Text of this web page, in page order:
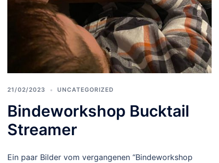
21/02/2023 UNCATEGORIZED
Bindeworkshop Bucktail
Streamer
Ein paar Bil­der vom ver­gan­ge­nen “Bin­de­work­shop